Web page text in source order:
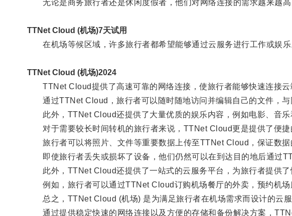
无论是商务旅行者还是休闲度假者，他们对网络连接的需求越来越高
TTNet Cloud (机场)7天试用
在机场等候区域，许多旅行者都希望能够通过云服务进行工作或娱乐
TTNet Cloud (机场)2024
TTNet Cloud提供了高速可靠的网络连接，使旅行者能够快速连接云
通过TTNet Cloud，旅行者可以随时随地访问并编辑自己的文件，与
此外，TTNet Cloud还提供了大量优质的娱乐内容，例如电影、音乐
对于需要较长时间转机的旅行者来说，TTNet Cloud更是提供了便捷
旅行者可以将照片、文件等重要数据上传至TTNet Cloud，保证数据
即使旅行者丢失或损坏了设备，他们仍然可以在到达目的地后通过
此外，TTNet Cloud还提供了一站式的云服务平台，为旅行者提供了
例如，旅行者可以通过TTNet Cloud订购机场餐厅的外卖，预约机场
总之，TTNet Cloud (机场) 是为满足旅行者在机场需求而设计的云服
通过提供稳定快速的网络连接以及方便的存储和备份解决方案，